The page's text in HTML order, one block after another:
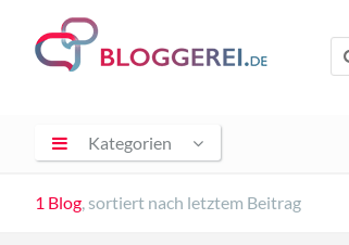
Kategorien
1 Blog, sortiert nach letztem Beitrag